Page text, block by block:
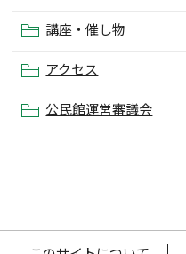
講座・催し物
アクセス
公民館運営審議会